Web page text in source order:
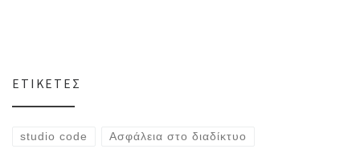
ΕΤΙΚΈΤΕΣ
studio code Ασφάλεια στο διαδίκτυο